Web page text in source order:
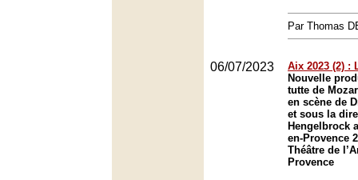
Par Thomas
06/07/2023
Aix 2023 (2) :
Nouvelle
tutte de
en scène de
et sous la
Hengelbrock
en-Provence
Théâtre de
Provence